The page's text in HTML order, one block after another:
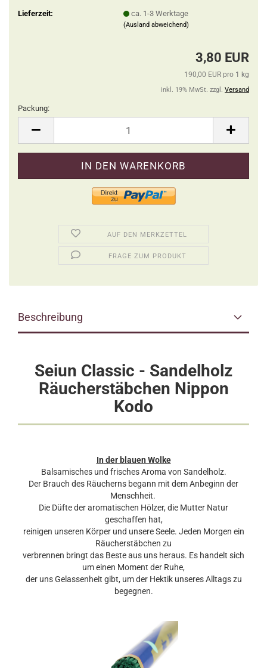
Lieferzeit:
ca. 1-3 Werktage
(Ausland abweichend)
3,80 EUR
190,00 EUR pro 1 kg
inkl. 19% MwSt. zzgl. Versand
Packung:
AUF DEN MERKZETTEL
FRAGE ZUM PRODUKT
Beschreibung
Seiun Classic - Sandelholz
Räucherstäbchen Nippon
Kodo
In der blauen Wolke
Balsamisches und frisches Aroma von Sandelholz.
Der Brauch des Räucherns begann mit dem Anbeginn der
Menschheit.
Die Düfte der aromatischen Hölzer, die Mutter Natur
geschaffen hat,
reinigen unseren Körper und unsere Seele. Jeden Morgen ein
Räucherstäbchen zu
verbrennen bringt das Beste aus uns heraus. Es handelt sich
um einen Moment der Ruhe,
der uns Gelassenheit gibt, um der Hektik unseres Alltags zu
begegnen.